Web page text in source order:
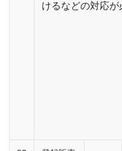
けるなどの対応が